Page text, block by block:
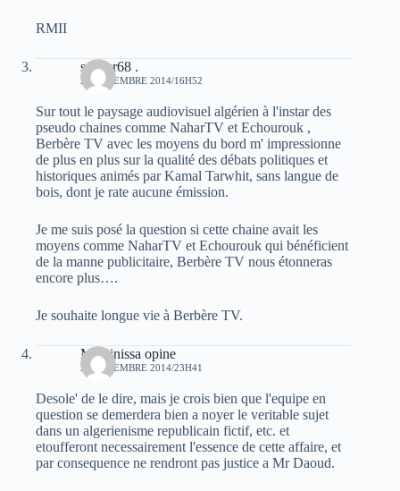
RMII
s@ber68 .
20 DÉCEMBRE 2014/16H52
Sur tout le paysage audiovisuel algérien à l'instar des
pseudo chaines comme NaharTV et Echourouk ,
Berbère TV avec les moyens du bord m' impressionne
de plus en plus sur la qualité des débats politiques et
historiques animés par Kamal Tarwhit, sans langue de
bois, dont je rate aucune émission.
Je me suis posé la question si cette chaine avait les
moyens comme NaharTV et Echourouk qui bénéficient
de la manne publicitaire, Berbère TV nous étonneras
encore plus….
Je souhaite longue vie à Berbère TV.
Massinissa opine
21 DÉCEMBRE 2014/23H41
Desole' de le dire, mais je crois bien que l'equipe en
question se demerdera bien a noyer le veritable sujet
dans un algerienisme republicain fictif, etc. et
etoufferont necessairement l'essence de cette affaire, et
par consequence ne rendront pas justice a Mr Daoud.